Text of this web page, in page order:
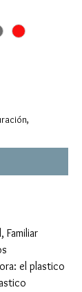
Familiar
el plastico